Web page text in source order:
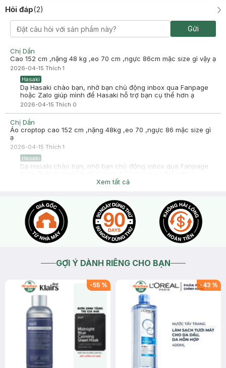
Hỏi đáp(2)
Gửi
Chị Dần
Cao 152 cm ,nặng 48 kg ,eo 70 cm ,ngực 86cm mặc size gì vậy ạ
2026-04-15 Thích 1
Hasaki
Dạ Hasaki chào bạn, nhờ bạn chủ động inbox qua Fanpage
hoặc Zalo giúp mình để Hasaki hỗ trợ bạn cụ thể hơn ạ
2026-04-15 Thích 0
Chị Dần
Áo croptop cao 152 cm ,nặng 48kg ,eo 70 ,ngực 86 mặc size gì
ạ
2026-04-15 Thích 1
Hasaki
Dạ Hasaki chào bạn, nhờ bạn chủ động inbox qua Fanpage
Xem tất cả
GỢI Ý DÀNH RIÊNG CHO BẠN
-55 % -43 %